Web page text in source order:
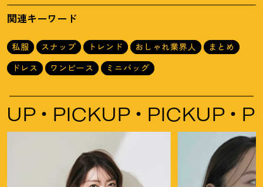
さん
さん
関連キーワード
私服 スナップ トレンド おしゃれ業界人
まとめ
ドレス
ワンピース ミニバッグ
PICKUP PICKUP